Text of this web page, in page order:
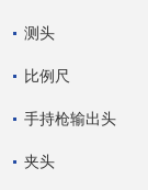
测头
比例尺
手持枪输出头
夹头